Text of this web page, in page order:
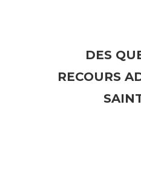
DES
RECOURS